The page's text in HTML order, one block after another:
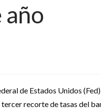
de Estados Unidos
recorte de tasas del